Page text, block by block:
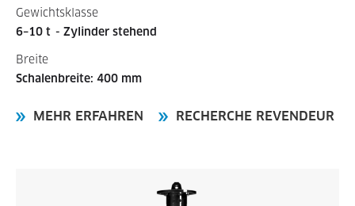
Gewichtsklasse
6–10 t - Zylinder stehend
Breite
Schalenbreite: 400 mm
MEHR ERFAHREN RECHERCHE REVENDEUR